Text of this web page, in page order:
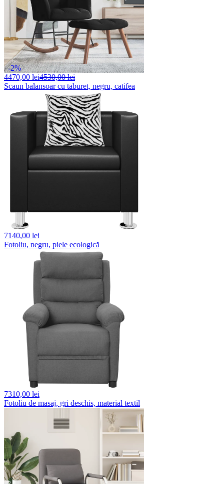
-2%
4470,00 lei4530,00 lei
Scaun balansoar cu taburet, negru, catifea
7140,00 lei
Fotoliu, negru, piele ecologică
7310,00 lei
Fotoliu de masaj, gri deschis, material textil